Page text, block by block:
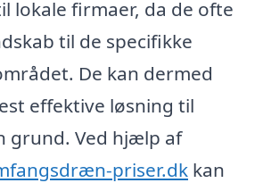
lokale firmaer, da de ofte
til de specifikke
De kan dermed
effektive løsning til
grund. Ved hjælp af
priser.dk kan